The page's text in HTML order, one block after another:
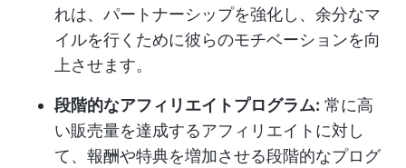
れは、パートナーシップを強化し、余分なマ
イルを行くために彼らのモチベーションを向
上させます。
段階的なアフィリエイトプログラム: 常に高
い販売量を達成するアフィリエイトに対し
て、報酬や特典を増加させる段階的なプログ